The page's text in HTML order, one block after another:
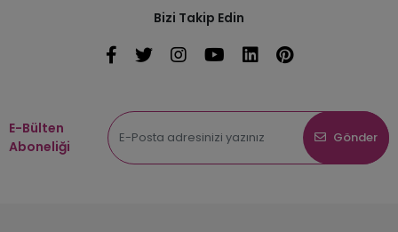
Bizi Takip Edin
E-Bülten
Aboneliği
Gönder